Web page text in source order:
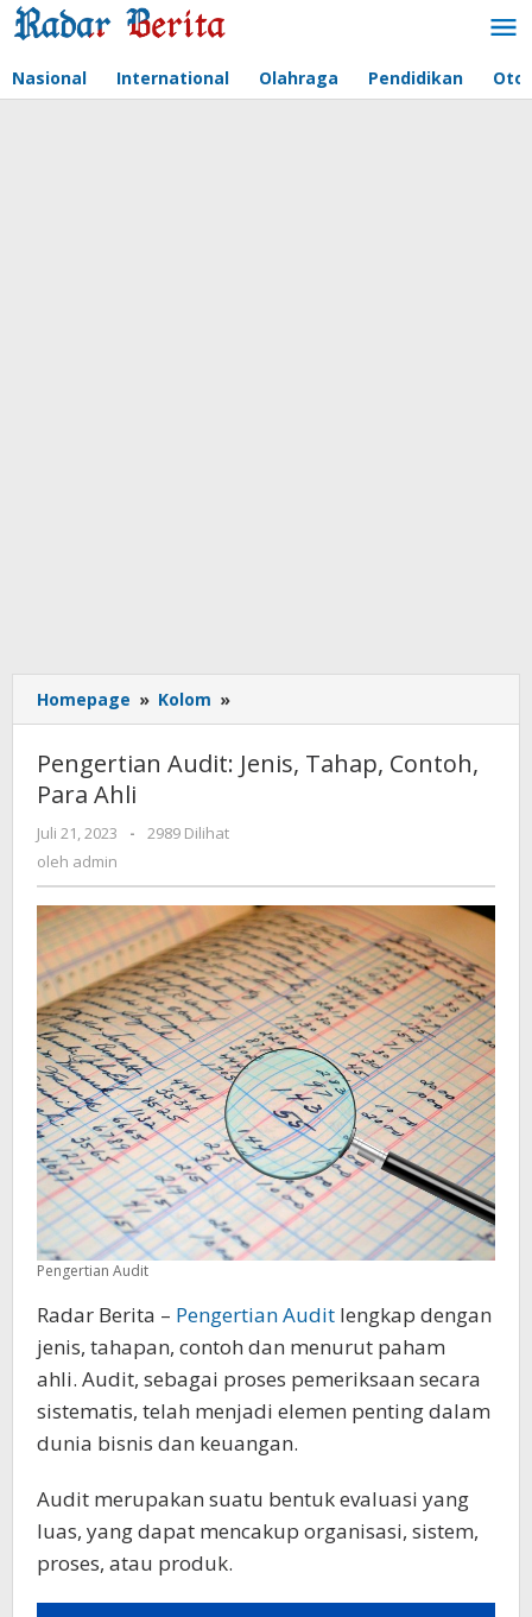
Lewati
ke
Nasional International Olahraga Pendidikan
Homepage » Kolom »
Audit:
Tahap,
Pengertian Audit: Jenis, Tahap, Contoh,
Para Ahli
Juli 21, 2023
oleh
-
2989 Dilihat
oleh admin
Pengertian Audit
Radar Berita – Pengertian Audit lengkap dengan
jenis, tahapan, contoh dan menurut paham
ahli. Audit, sebagai proses pemeriksaan secara
sistematis, telah menjadi elemen penting dalam
dunia bisnis dan keuangan.
Audit merupakan suatu bentuk evaluasi yang
luas, yang dapat mencakup organisasi, sistem,
proses, atau produk.